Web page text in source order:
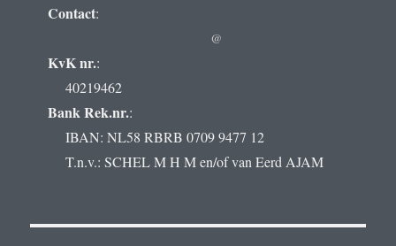
Contact:
@
KvK nr.:
40219462
Bank Rek.nr.:
IBAN: NL58 RBRB 0709 9477 12
T.n.v.: SCHEL M H M en/of van Eerd AJAM